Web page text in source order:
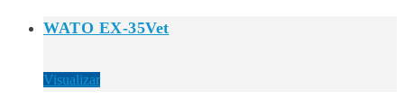
WATO EX-35Vet
Visualizar